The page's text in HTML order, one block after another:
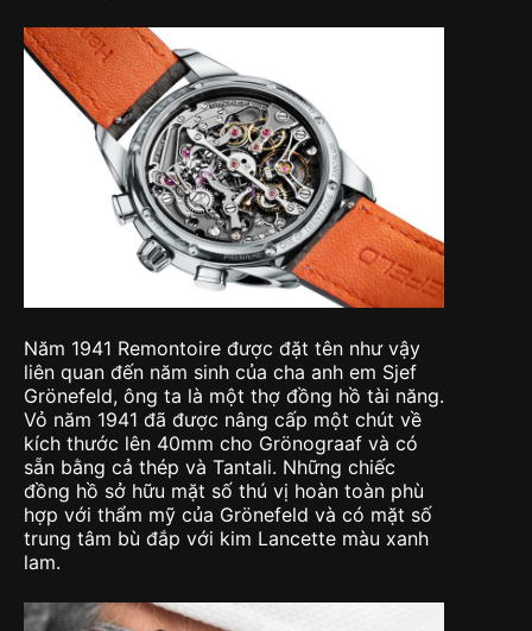
Năm 1941 Remontoire được đặt tên như vậy
liên quan đến năm sinh của cha anh em Sjef
Grönefeld, ông ta là một thợ đồng hồ tài năng.
Vỏ năm 1941 đã được nâng cấp một chút về
kích thước lên 40mm cho Grönograaf và có
sẵn bằng cả thép và Tantali. Những chiếc
đồng hồ sở hữu mặt số thú vị hoàn toàn phù
hợp với thẩm mỹ của Grönefeld và có mặt số
trung tâm bù đắp với kim Lancette màu xanh
lam.